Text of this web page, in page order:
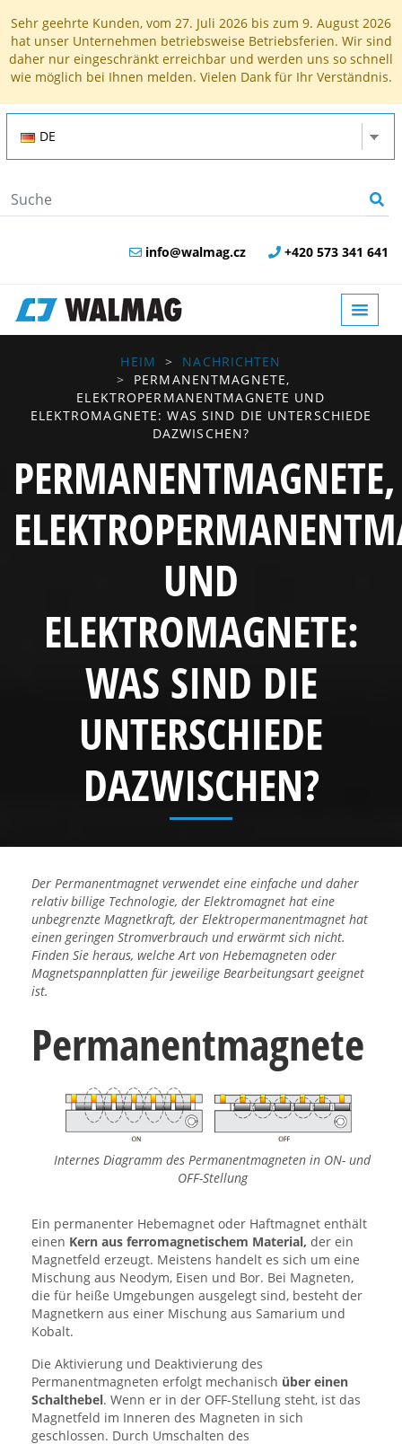
Sehr geehrte Kunden, vom 27. Juli 2026 bis zum 9. August 2026
hat unser Unternehmen betriebsweise Betriebsferien. Wir sind
daher nur eingeschränkt erreichbar und werden uns so schnell
wie möglich bei Ihnen melden. Vielen Dank für Ihr Verständnis.
DE
+420 573 341 641
info@walmag.cz
HEIM
NACHRICHTEN
PERMANENTMAGNETE,
ELEKTROPERMANENTMAGNETE UND
ELEKTROMAGNETE: WAS SIND DIE UNTERSCHIEDE
DAZWISCHEN?
PERMANENTMAGNETE,
UND
ELEKTROMAGNETE:
WAS SIND DIE
UNTERSCHIEDE
DAZWISCHEN?
Der Permanentmagnet verwendet eine einfache und daher
relativ billige Technologie, der Elektromagnet hat eine
unbegrenzte Magnetkraft, der Elektropermanentmagnet hat
einen geringen Stromverbrauch und erwärmt sich nicht.
Finden Sie heraus, welche Art von Hebemagneten oder
Magnetspannplatten für jeweilige Bearbeitungsart geeignet
ist.
Permanentmagnete
Internes Diagramm des Permanentmagneten in ON- und
OFF-Stellung
Ein permanenter Hebemagnet oder Haftmagnet enthält
einen Kern aus ferromagnetischem Material, der ein
Magnetfeld erzeugt. Meistens handelt es sich um eine
Mischung aus Neodym, Eisen und Bor. Bei Magneten,
die für heiße Umgebungen ausgelegt sind, besteht der
Magnetkern aus einer Mischung aus Samarium und
Kobalt.
Die Aktivierung und Deaktivierung des
Permanentmagneten erfolgt mechanisch über einen
Schalthebel. Wenn er in der OFF-Stellung steht, ist das
Magnetfeld im Inneren des Magneten in sich
geschlossen. Durch Umschalten des